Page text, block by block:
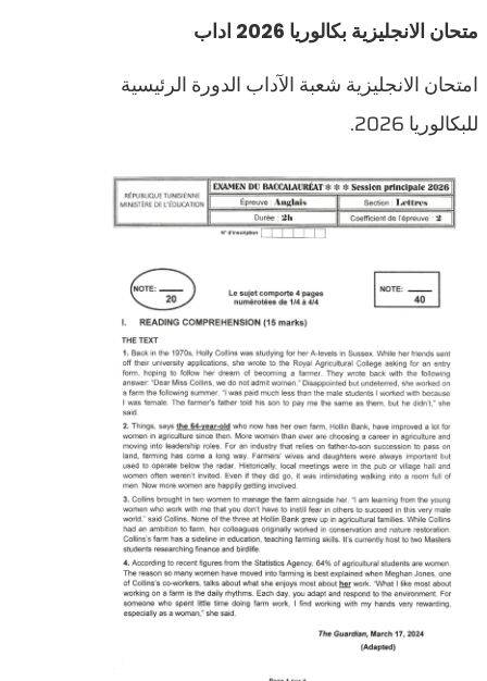
متحان الانجليزية بكالوريا 2026 اداب
امتحان الانجليزية شعبة الآداب الدورة الرئيسية
للبكالوريا 2026.